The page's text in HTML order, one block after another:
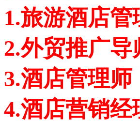
1.旅游酒店管
2.外贸推广导
3.酒店管理师
4.酒店营销经